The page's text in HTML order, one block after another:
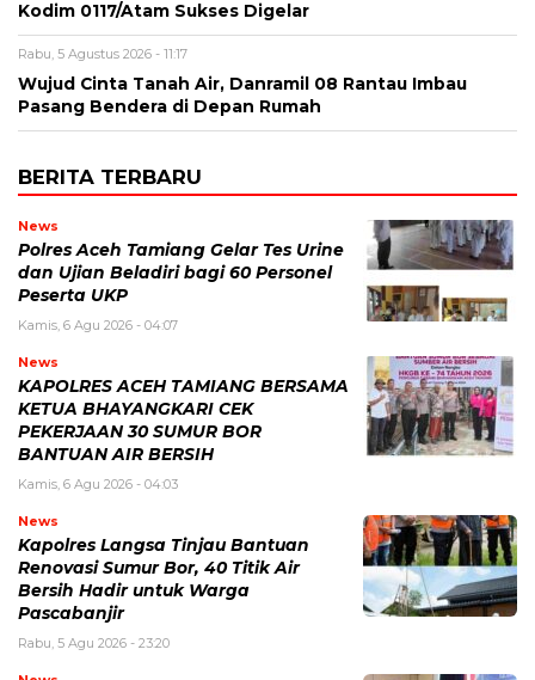
Kodim 0117/Atam Sukses Digelar
Rabu, 5 Agustus 2026 - 11:17
Wujud Cinta Tanah Air, Danramil 08 Rantau Imbau
Pasang Bendera di Depan Rumah
BERITA TERBARU
News
Polres Aceh Tamiang Gelar Tes Urine
dan Ujian Beladiri bagi 60 Personel
Peserta UKP
Kamis, 6 Agu 2026 - 04:07
News
KAPOLRES ACEH TAMIANG BERSAMA
KETUA BHAYANGKARI CEK
PEKERJAAN 30 SUMUR BOR
BANTUAN AIR BERSIH
Kamis, 6 Agu 2026 - 04:03
News
Kapolres Langsa Tinjau Bantuan
Renovasi Sumur Bor, 40 Titik Air
Bersih Hadir untuk Warga
Pascabanjir
Rabu, 5 Agu 2026 - 23:20